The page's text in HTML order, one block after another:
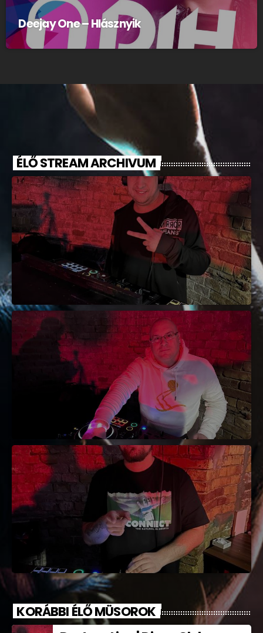
Deejay One – Hlásznyik
ÉLŐ STREAM ARCHIVUM
KORÁBBI ÉLŐ MÜSOROK